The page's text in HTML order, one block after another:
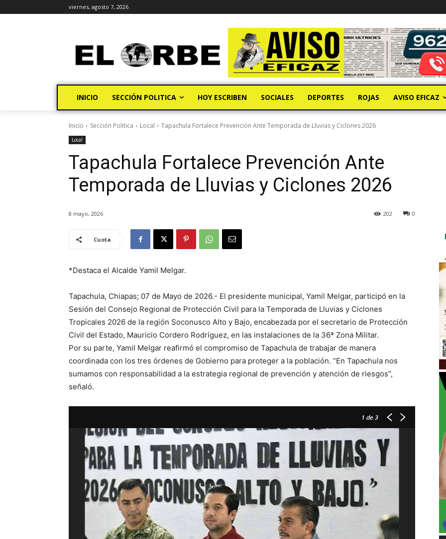
viernes, agosto 7, 2026
INICIO SECCIÓN POLITICA HOY ESCRIBEN SOCIALES DEPORTES ROJAS AVISO EFICAZ
Inicio Sección Politica Local Tapachula Fortalece Prevención Ante Temporada de Lluvias y Ciclones 2026
Local
Tapachula Fortalece Prevención Ante
Temporada de Lluvias y Ciclones 2026
8 mayo, 2026 0
202
Cuota
*Destaca el Alcalde Yamil Melgar.
Tapachula, Chiapas; 07 de Mayo de 2026.- El presidente municipal, Yamil Melgar, participó en la
Sesión del Consejo Regional de Protección Civil para la Temporada de Lluvias y Ciclones
Tropicales 2026 de la región Soconusco Alto y Bajo, encabezada por el secretario de Protección
Civil del Estado, Mauricio Cordero Rodríguez, en las instalaciones de la 36ª Zona Militar.
Por su parte, Yamil Melgar reafirmó el compromiso de Tapachula de trabajar de manera
coordinada con los tres órdenes de Gobierno para proteger a la población. “En Tapachula nos
sumamos con responsabilidad a la estrategia regional de prevención y atención de riesgos”,
señaló.
1 de 3